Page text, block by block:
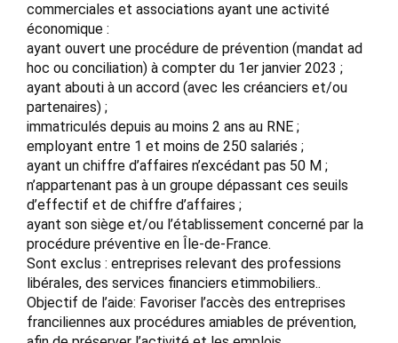
commerciales et associations ayant une activité
économique :
ayant ouvert une procédure de prévention (mandat ad
hoc ou conciliation) à compter du 1er janvier 2023 ;
ayant abouti à un accord (avec les créanciers et/ou
partenaires) ;
immatriculés depuis au moins 2 ans au RNE ;
employant entre 1 et moins de 250 salariés ;
ayant un chiffre d’affaires n’excédant pas 50 M ;
n’appartenant pas à un groupe dépassant ces seuils
d’effectif et de chiffre d’affaires ;
ayant son siège et/ou l’établissement concerné par la
procédure préventive en Île-de-France.
Sont exclus : entreprises relevant des professions
libérales, des services financiers etimmobiliers..
Objectif de l’aide: Favoriser l’accès des entreprises
franciliennes aux procédures amiables de prévention,